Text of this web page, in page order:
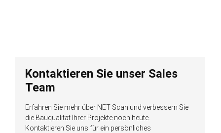
Kontaktieren Sie unser Sales
Team
Erfahren Sie mehr über NET Scan und verbessern Sie
die Bauqualität Ihrer Projekte noch heute.
Kontaktieren Sie uns für ein persönliches